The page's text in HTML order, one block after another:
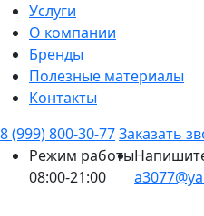
Услуги
О компании
Бренды
Полезные материалы
Контакты
8 (999) 800-30-77Заказать
Режим работы
08:00-21:00